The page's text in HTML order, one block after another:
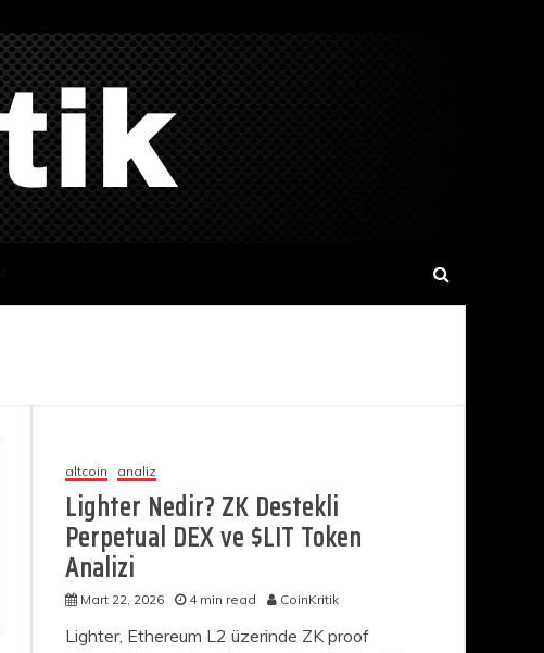
altcoin analiz
Lighter Nedir? ZK Destekli
Perpetual DEX ve $LIT Token
Analizi
Mart 22, 2026 4 min read CoinKritik
Lighter, Ethereum L2 üzerinde ZK proof